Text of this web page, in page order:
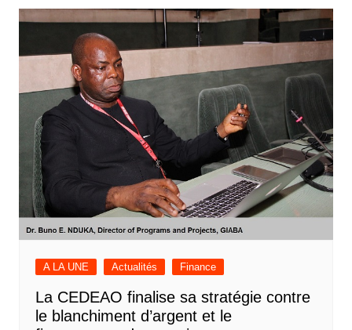
A LA UNE Actualités Finance
La CEDEAO finalise sa stratégie contre
le blanchiment d’argent et le